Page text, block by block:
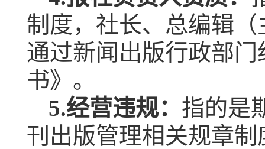
制度，社长、总编辑
通过新闻出版行政部
书》。
5.经营违规： 指的是
刊出版管理相关规章制